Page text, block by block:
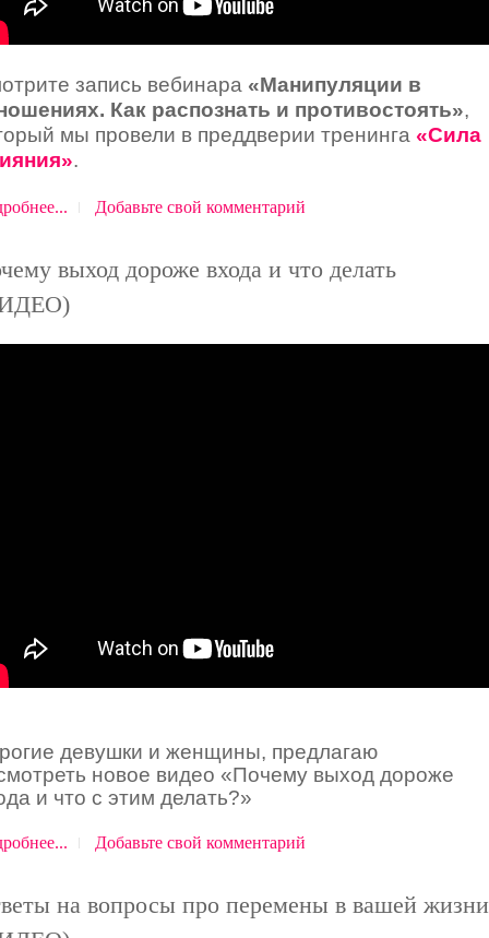
запись вебинара «Манипуляции в
Как распознать и противостоять»,
мы провели в преддверии тренинга «Сила
».
Добавьте свой комментарий
выход дороже входа и что делать
девушки и женщины, предлагаю
новое видео «Почему выход дороже
и что с этим делать?»
Добавьте свой комментарий
на вопросы про перемены в вашей жизни